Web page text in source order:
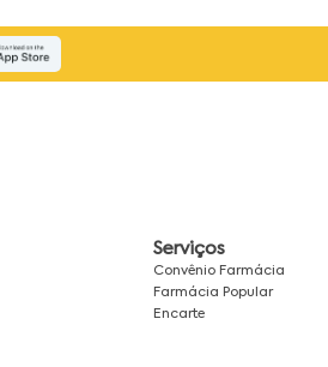
Serviços
Convênio Farmácia
Farmácia Popular
Encarte